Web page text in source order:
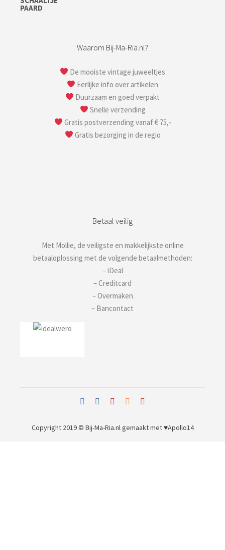
Waarom Bij-Ma-Ria.nl?
De mooiste vintage juweeltjes
Eerlijke info over artikelen
Duurzaam en goed verpakt
Snelle verzending
Gratis postverzending vanaf € 75,-
Gratis bezorging in de regio
Betaal veilig
Met Mollie, de veiligste en makkelijkste online
betaaloplossing met de volgende betaalmethoden:
– iDeal
– Creditcard
– Overmaken
– Bancontact
Copyright 2019 © Bij-Ma-Ria.nl gemaakt met ♥Apollo14